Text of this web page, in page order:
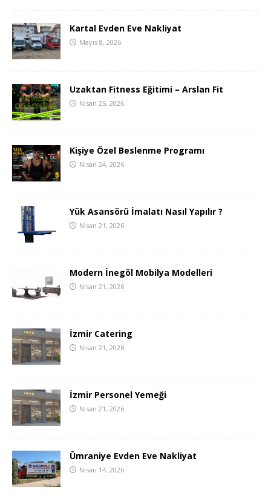
Kartal Evden Eve Nakliyat
Mayıs 8, 2026
Uzaktan Fitness Eğitimi – Arslan Fit
Nisan 25, 2026
Kişiye Özel Beslenme Programı
Nisan 24, 2026
Yük Asansörü İmalatı Nasıl Yapılır ?
Nisan 21, 2026
Modern İnegöl Mobilya Modelleri
Nisan 21, 2026
İzmir Catering
Nisan 21, 2026
İzmir Personel Yemeği
Nisan 21, 2026
Ümraniye Evden Eve Nakliyat
Nisan 14, 2026